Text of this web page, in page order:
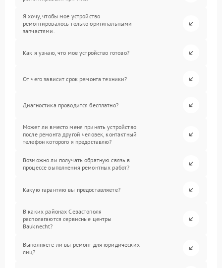
Я хочу, чтобы мое устройство
ремонтировалось только оригинальными
запчастями.
Как я узнаю, что мое устройство готово?
От чего зависит срок ремонта техники?
Диагностика проводится бесплатно?
Может ли вместо меня принять устройство
после ремонта другой человек, контактный
телефон которого я предоставлю?
Возможно ли получать обратную связь в
процессе выполнения ремонтных работ?
Какую гарантию вы предоставляете?
В каких районах Севастополя
располагаются сервисные центры
Bauknecht?
Выполняете ли вы ремонт для юридических
лиц?